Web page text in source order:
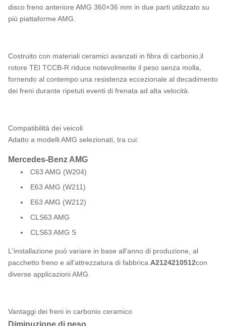
disco freno anteriore AMG 360×36 mm in due parti utilizzato su
più piattaforme AMG.
Costruito con materiali ceramici avanzati in fibra di carbonio,il
rotore TEI TCCB-R riduce notevolmente il peso senza molla,
fornendo al contempo una resistenza eccezionale al decadimento
dei freni durante ripetuti eventi di frenata ad alta velocità.
Compatibilità dei veicoli
Adatto a modelli AMG selezionati, tra cui:
Mercedes-Benz AMG
C63 AMG (W204)
E63 AMG (W211)
E63 AMG (W212)
CLS63 AMG
CLS63 AMG S
L'installazione può variare in base all'anno di produzione, al
pacchetto freno e all'attrezzatura di fabbrica. A2124210512con
diverse applicazioni AMG.
Vantaggi dei freni in carbonio ceramico
Diminuzione di peso